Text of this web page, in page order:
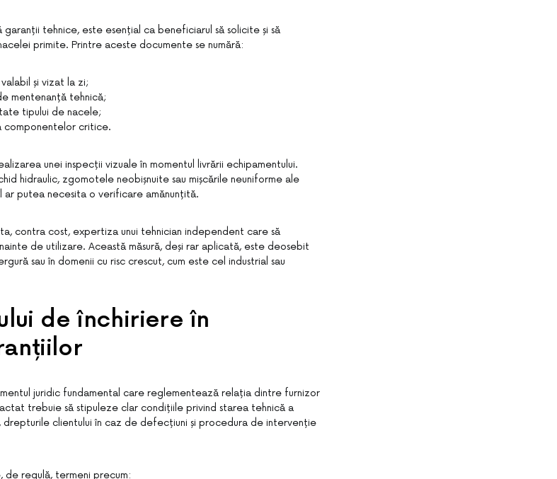
tehnice, este esențial ca beneficiarul să solicite și să
primite. Printre aceste documente se numără:
și vizat la zi;
mentenanță tehnică;
tipului de nacele;
critice.
unei inspecții vizuale în momentul livrării echipamentului.
hidraulic, zgomotele neobișnuite sau mișcările neuniforme ale
ar putea necesita o verificare amănunțită.
contra cost, expertiza unui tehnician independent care să
de utilizare. Această măsură, deși rar aplicată, este deosebit
sau în domenii cu risc crescut, cum este cel industrial sau
de închiriere în
juridic fundamental care reglementează relația dintre furnizor
trebuie să stipuleze clar condițiile privind starea tehnică a
clientului în caz de defecțiuni și procedura de intervenție
de regulă, termeni precum: